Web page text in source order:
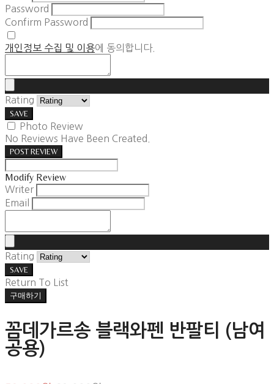
Password
Confirm Password
개인정보 수집 및 이용에 동의합니다.
Rating
SAVE
Photo Review
No Reviews Have Been Created.
POST REVIEW
Modify Review
Writer
Email
Rating
SAVE
Return To List
구매하기
꼼데가르송 블랙와펜 반팔티 (남여
공용)